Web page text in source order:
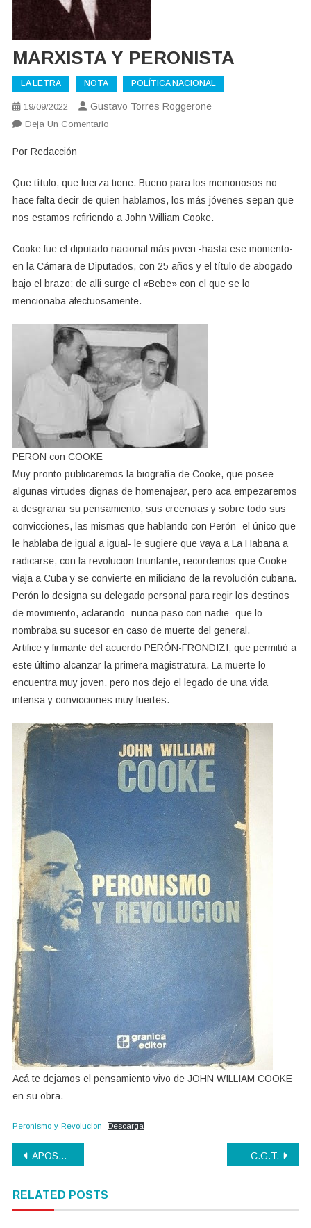
MARXISTA Y PERONISTA
LA LETRA NOTA POLÍTICA NACIONAL
19/09/2022 Gustavo Torres Roggerone
Deja Un ComentarioEn
Por Redacción
Que título, que fuerza tiene. Bueno para los memoriosos no
hace falta decir de quien hablamos, los más jóvenes sepan que
nos estamos refiriendo a John William Cooke.
Cooke fue el diputado nacional más joven -hasta ese momento-
en la Cámara de Diputados, con 25 años y el título de abogado
bajo el brazo; de alli surge el «Bebe» con el que se lo
mencionaba afectuosamente.
PERON con COOKE
Muy pronto publicaremos la biografía de Cooke, que posee
algunas virtudes dignas de homenajear, pero aca empezaremos
a desgranar su pensamiento, sus creencias y sobre todo sus
convicciones, las mismas que hablando con Perón -el único que
le hablaba de igual a igual- le sugiere que vaya a La Habana a
radicarse, con la revolucion triunfante, recordemos que Cooke
viaja a Cuba y se convierte en miliciano de la revolución cubana.
Perón lo designa su delegado personal para regir los destinos
de movimiento, aclarando -nunca paso con nadie- que lo
nombraba su sucesor en caso de muerte del general.
Artifice y firmante del acuerdo PERÓN-FRONDIZI, que permitió a
este último alcanzar la primera magistratura. La muerte lo
encuentra muy joven, pero nos dejo el legado de una vida
intensa y convicciones muy fuertes.
Acá te dejamos el pensamiento vivo de JOHN WILLIAM COOKE
en su obra.-
Peronismo-y-Revolucion Descarga
Navegación
entradas
APOSTAMOS AL TRABAJO Y AL DESARROLLO C.G.T.
RELATED POSTS